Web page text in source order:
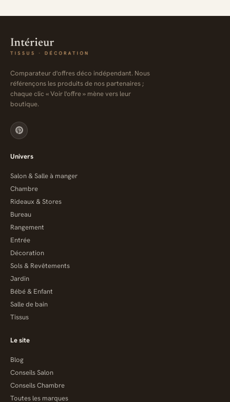
Comparateur d'offres déco indépendant. Nous
référençons les produits de nos partenaires ;
chaque clic « Voir l'offre » mène vers leur
boutique.
Univers
Salon & Salle à manger
Chambre
Rideaux & Stores
Bureau
Rangement
Entrée
Décoration
Sols & Revêtements
Jardin
Bébé & Enfant
Salle de bain
Tissus
Le site
Blog
Conseils Salon
Conseils Chambre
Toutes les marques